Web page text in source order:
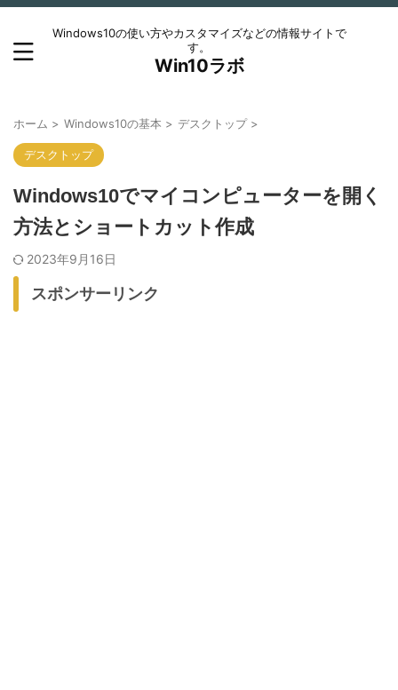
Windows10の使い方やカスタマイズなどの情報サイトで
す。
Win10ラボ
ホーム > Windows10の基本 > デスクトップ >
デスクトップ
Windows10でマイコンピューターを開く
方法とショートカット作成
2023年9月16日
スポンサーリンク